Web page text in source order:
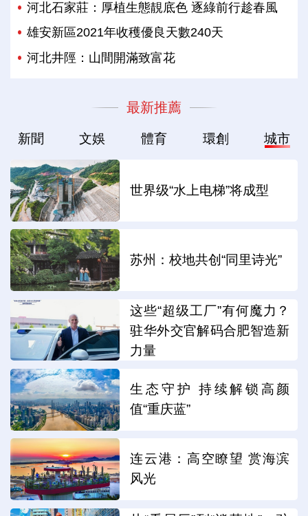
河北石家莊：厚植生態靚底色 逐綠前行趁春風
雄安新區2021年收穫優良天數240天
河北井陘：山間開滿致富花
最新推薦
新聞 文娛 體育 環創 城市
世界级“水上电梯”将成型
苏州：校地共创“同里诗光”
这些“超级工厂”有何魔力？
驻华外交官解码合肥智造新
力量
生态守护 持续解锁高颜
值“重庆蓝”
连云港：高空瞭望 赏海滨
风光